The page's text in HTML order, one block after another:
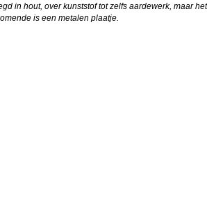
in hout, over kunststof tot zelfs aardewerk, maar
is een metalen plaatje.